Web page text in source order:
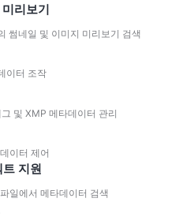
리보기
썸네일 및 이미지 미리보기 검색
이터 조작
및 XMP 메타데이터 관리
이터 제어
지원
일에서 메타데이터 검색